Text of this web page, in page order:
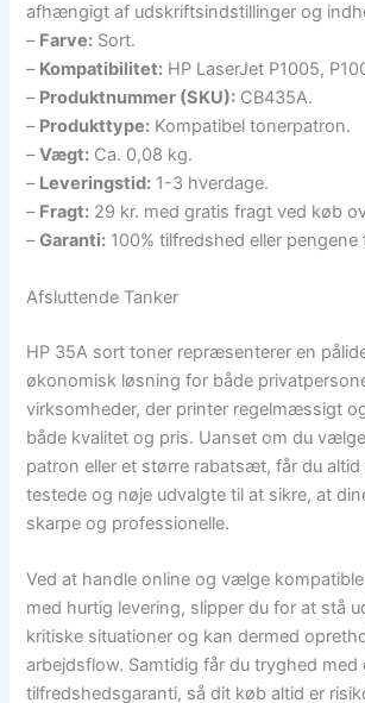
afhængigt af udskriftsindstillinger og
– Farve: Sort.
– Kompatibilitet: HP LaserJet P1005,
– Produktnummer (SKU): CB435A.
– Produkttype: Kompatibel tonerpatron.
–Vægt: Ca. 0,08 kg.
– Leveringstid: 1-3 hverdage.
– Fragt: 29 kr. med gratis fragt ved køb
–Garanti: 100% tilfredshed eller pengene
Afsluttende Tanker
HP 35A sort toner repræsenterer en
økonomisk løsning for både
virksomheder, der printer regelmæssigt
både kvalitet og pris. Uanset om du
patron eller et større rabatsæt, får du altid
testede og nøje udvalgte til at sikre, at
skarpe og professionelle.
Ved at handle online og vælge
med hurtig levering, slipper du for at stå
kritiske situationer og kan dermed
arbejdsflow. Samtidig får du tryghed med
tilfredshedsgaranti, så dit køb altid er